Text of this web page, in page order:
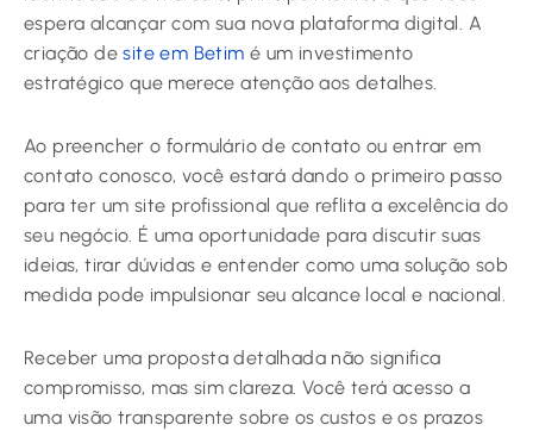
espera alcançar com sua nova plataforma digital. A
criação desite em Betim é um investimento
estratégico que merece atenção aos detalhes.
Ao preencher o formulário de contato ou entrar em
contato conosco, você estará dando o primeiro passo
para ter um site profissional que reflita a excelência do
seu negócio. É uma oportunidade para discutir suas
ideias, tirar dúvidas e entender como uma solução sob
medida pode impulsionar seu alcance local e nacional.
Receber uma proposta detalhada não significa
compromisso, mas sim clareza. Você terá acesso a
uma visão transparente sobre os custos e os prazos